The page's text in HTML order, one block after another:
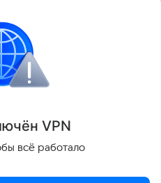
Поделиться
ён VPN
всё работало